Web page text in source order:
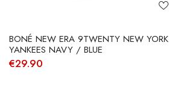
BONÉ NEW ERA 9TWENTY NEW YORK
YANKEES NAVY / BLUE
€29.90